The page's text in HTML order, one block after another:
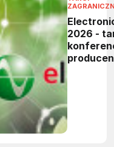
2026 -